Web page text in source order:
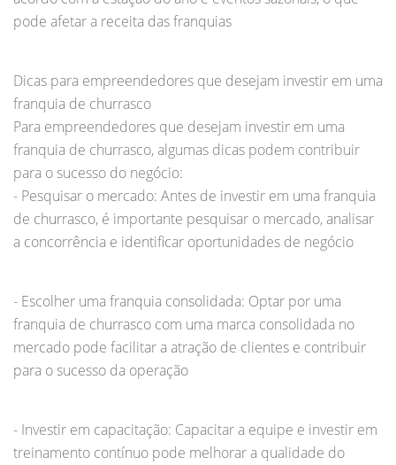
pode afetar a receita das franquias
Dicas para empreendedores que desejam investir em uma
franquia de churrasco
Para empreendedores que desejam investir em uma
franquia de churrasco, algumas dicas podem contribuir
para o sucesso do negócio:
- Pesquisar o mercado: Antes de investir em uma franquia
de churrasco, é importante pesquisar o mercado, analisar
a concorrência e identificar oportunidades de negócio
- Escolher uma franquia consolidada: Optar por uma
franquia de churrasco com uma marca consolidada no
mercado pode facilitar a atração de clientes e contribuir
para o sucesso da operação
- Investir em capacitação: Capacitar a equipe e investir em
treinamento contínuo pode melhorar a qualidade do